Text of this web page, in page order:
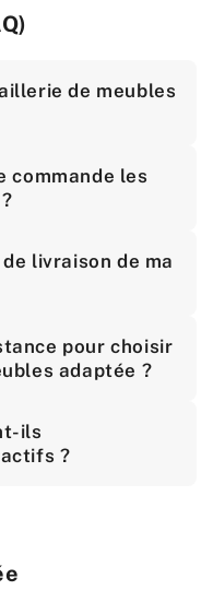
de meubles
commande les
livraison de ma
pour choisir
adaptée ?
ils
?